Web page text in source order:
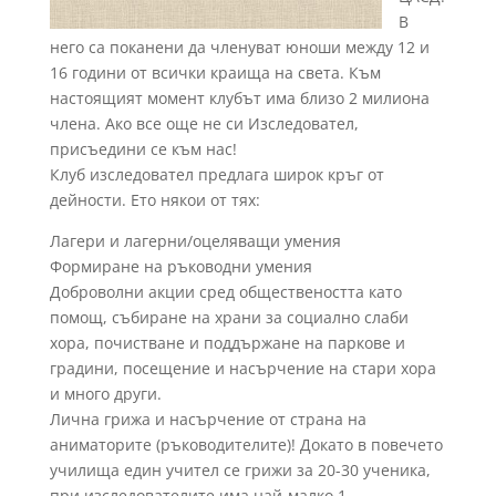
В
него са поканени да членуват юноши между 12 и
16 години от всички краища на света. Към
настоящият момент клубът има близо 2 милиона
члена. Ако все още не си Изследовател,
присъедини се към нас!
Клуб изследовател предлага широк кръг от
дейности. Ето някои от тях:
Лагери и лагерни/оцеляващи умения
Формиране на ръководни умения
Доброволни акции сред обществеността като
помощ, събиране на храни за социално слаби
хора, почистване и поддържане на паркове и
градини, посещение и насърчение на стари хора
и много други.
Лична грижа и насърчение от страна на
аниматорите (ръководителите)! Докато в повечето
училища един учител се грижи за 20-30 ученика,